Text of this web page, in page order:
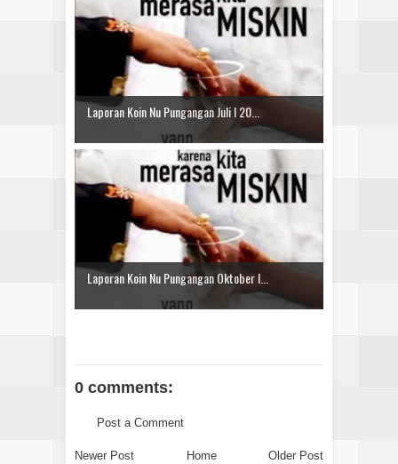
Laporan Koin Nu Pungangan Juli I 20...
Laporan Koin Nu Pungangan Oktober I...
0 comments:
Post a Comment
Newer Post Older Post
Home